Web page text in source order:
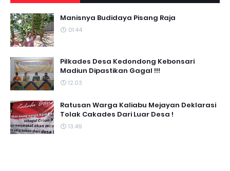
Manisnya Budidaya Pisang Raja
01.44
Pilkades Desa Kedondong Kebonsari
Madiun Dipastikan Gagal !!!
12.03
Ratusan Warga Kaliabu Mejayan Deklarasi
Tolak Cakades Dari Luar Desa !
13.49